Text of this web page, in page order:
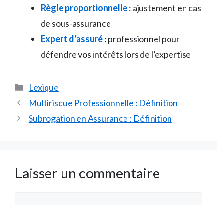
Règle proportionnelle: ajustement en cas
de sous-assurance
Expert d’assuré: professionnel pour
défendre vos intérêts lors de l’expertise
Catégories
Lexique
Multirisque Professionnelle : Définition
Subrogation en Assurance : Définition
Laisser un commentaire